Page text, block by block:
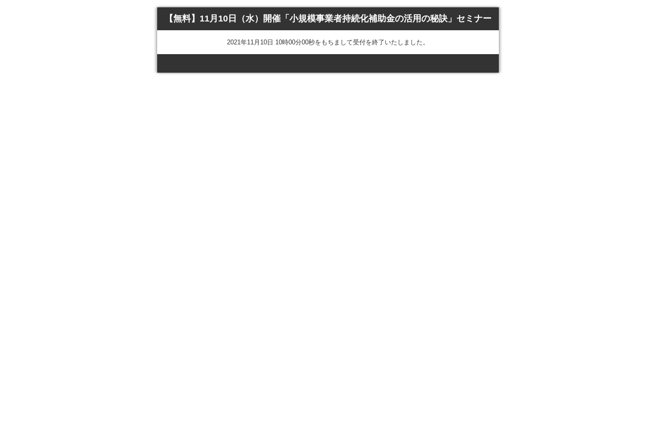
【無料】11月10日（水）開催「小規模事業者持続化補助金の活用の秘訣」セミナー
2021年11月10日 10時00分00秒をもちまして受付を終了いたしました。